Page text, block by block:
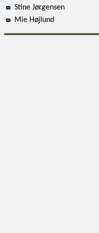
Stine Jørgensen
Mie Højlund